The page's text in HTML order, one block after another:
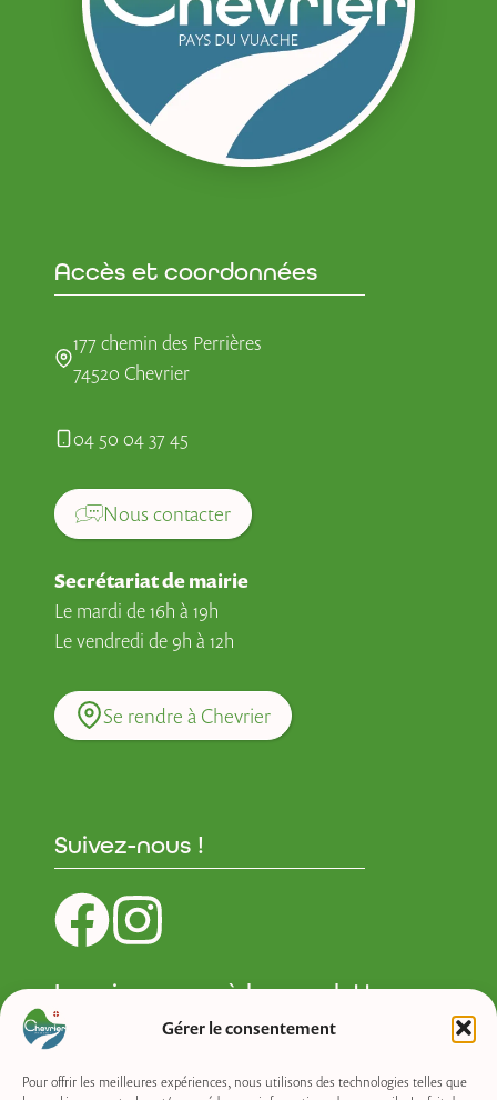
Gérer le consentement
Pour offrir les meilleures expériences, nous utilisons des technologies telles que
Accès et coordonnées
177 chemin des Perrières
74520 Chevrier
04 50 04 37 45
Nous contacter
Secrétariat de mairie
Le mardi de 16h à 19h
Le vendredi de 9h à 12h
Se rendre à Chevrier
Suivez-nous !
Inscrivez-vous à la newsletter :
Newsletter